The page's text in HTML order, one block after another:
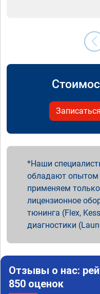
Записаться
Наши
обладают опытом
применяем
лицензионное
тюнинга (Flex,
диагностики
Отзывы о нас:
850 оценок